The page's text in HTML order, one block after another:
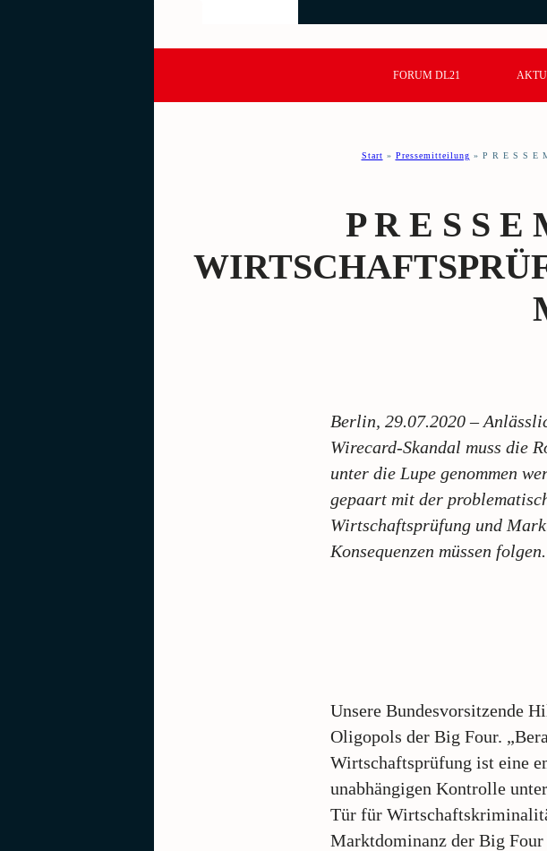
FORUM DL21
Start » Pressemitteilung » P R E S S E
P R E S S
Berlin, 29.07.2020 –
Wirecard-Skandal muss die
unter die Lupe genommen
gepaart mit der
Wirtschaftsprüfung und
Konsequenzen müssen folgen.
Unsere Bundesvorsitzende
Oligopols der Big Four.
Wirtschaftsprüfung ist eine
unabhängigen Kontrolle
Tür für
Marktdominanz der Big